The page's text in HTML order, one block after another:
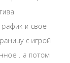
и свое
с игрой
. а потом